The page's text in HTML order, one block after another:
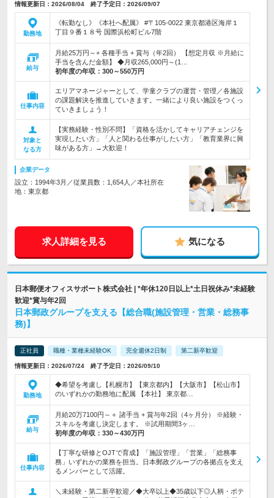
情報更新日：2026/08/04 終了予定日：2026/09/07
勤務地
《転勤なし》《本社へ配属》 #〒105-0022 東京都港区海岸１
丁目９番１８号 国際浜松町ビル7階
給与
月給25万円～+ 各種手当 + 賞与（年2回） 【想定月収 ※月給に
手当を含んだ金額】 ◆月収265,000円～(1…
初年度の年収： 300～550万円
仕事内容
エリアマネージャーとして、学童クラブの運営・管理／各施設
の課題解決を推進していきます。一緒により良い施設をつくっ
ていきましょう！
対象と
なる方
【実務経験・性別不問】「資格を活かしてキャリアチェンジを
実現したい方」「人と関わる仕事がしたい方」「教育業界に興
味がある方」→大歓迎！
企業データ
設立：1994年3月／従業員数：1,654人／本社所在
地：東京都
求人詳細を見る 気になる
日本郵便オフィスサポート株式会社 | *年休120日以上*土日祝休み*未経験
歓迎*賞与年2回
日本郵政グループを支える【総合職(施設管理・営業・総務事
務)】
正社員 職種・業種未経験OK 完全週休2日制 第二新卒歓迎
情報更新日：2026/07/24 終了予定日：2026/09/10
勤務地
◆希望を考慮し【札幌市】【東京都内】【大阪市】【松山市】
のいずれかの勤務地に配属 【本社】 東京都…
給与
月給20万7100円～＋ 諸手当 + 賞与年2回（4ヶ月分） ※経験・
スキルを考慮し決定します。 ※試用期間3ヶ…
初年度の年収： 330～430万円
仕事内容
【丁寧な研修とOJTで育成】「施設管理」「営業」「総務事
務」いずれかの業務を担当。日本郵政グループの各拠点を支え
るメンバーとして活躍。
＼未経験・第二新卒歓迎／◆大卒以上◆35歳以下◎人柄・ポテ